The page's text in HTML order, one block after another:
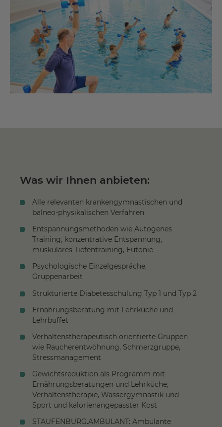
Was wir Ihnen anbieten:
Alle relevanten krankengymnastischen und
balneo-physikalischen Verfahren
Entspannungsmethoden wie Autogenes
Training, konzentrative Entspannung,
muskuläres Tiefentraining, Eutonie
Psychologische Einzelgespräche,
Gruppenarbeit
Strukturierte Diabetesschulung Typ 1 und Typ 2
Ernährungsberatung mit Lehrküche und
Lehrbuffet
Verhaltenstherapeutisch orientierte Gruppen
wie Raucherentwöhnung, Schmerzgruppe,
Stressmanagement
Gewichtsreduktion als Programm mit
Ernährungsberatungen und Lehrküche,
Verhaltenstherapie, Wassergymnastik und
Sport und kalorienangepasster Kost
STAUFENBURG.AMBULANT: Ambulante